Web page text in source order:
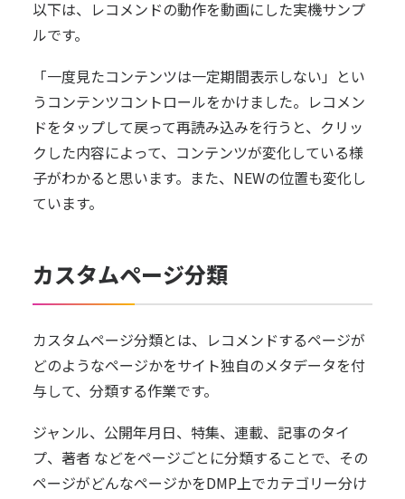
以下は、レコメンドの動作を動画にした実機サンプ
ルです。
「一度見たコンテンツは一定期間表示しない」とい
うコンテンツコントロールをかけました。レコメン
ドをタップして戻って再読み込みを行うと、クリッ
クした内容によって、コンテンツが変化している様
子がわかると思います。また、NEWの位置も変化し
ています。
カスタムページ分類
カスタムページ分類とは、レコメンドするページが
どのようなページかをサイト独自のメタデータを付
与して、分類する作業です。
ジャンル、公開年月日、特集、連載、記事のタイ
プ、著者 などをページごとに分類することで、その
ページがどんなページかをDMP上でカテゴリー分け